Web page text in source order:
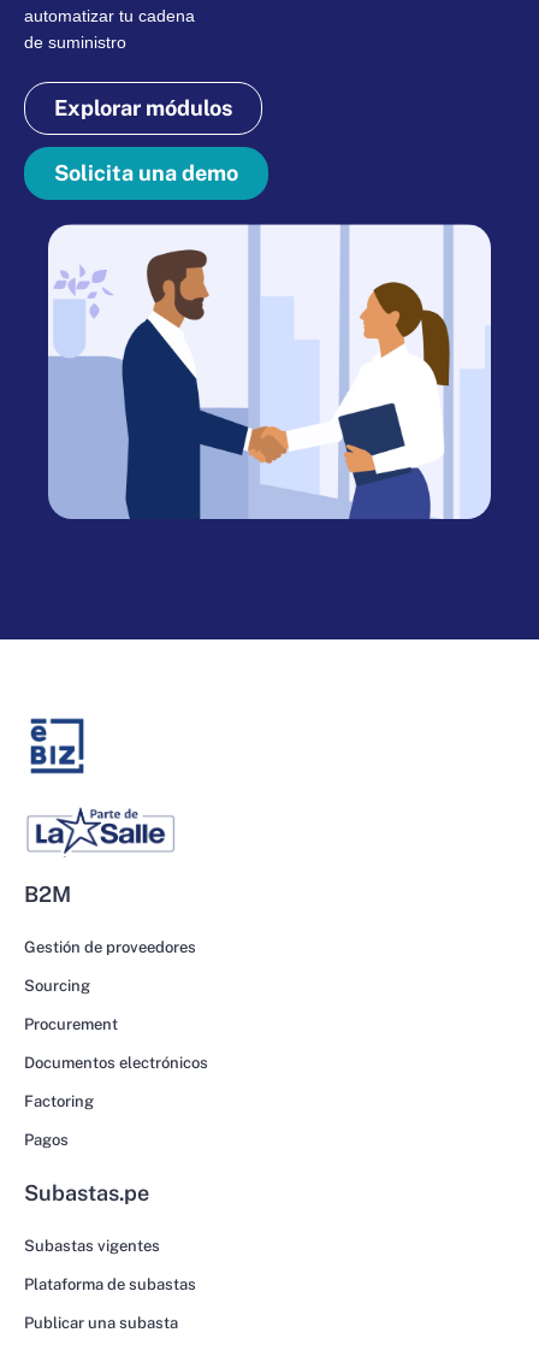
automatizar tu cadena
de suministro
Explorar módulos
Solicita una demo
B2M
Gestión de proveedores
Sourcing
Procurement
Documentos electrónicos
Factoring
Pagos
Subastas.pe
Subastas vigentes
Plataforma de subastas
Publicar una subasta